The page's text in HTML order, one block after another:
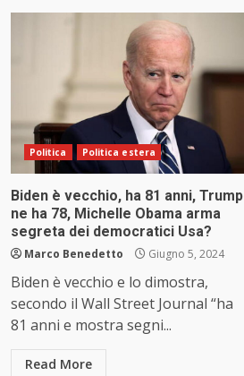
Politica Politica estera
Biden è vecchio, ha 81 anni, Trump
ne ha 78, Michelle Obama arma
segreta dei democratici Usa?
Marco Benedetto Giugno 5, 2024
Biden è vecchio e lo dimostra,
secondo il Wall Street Journal “ha
81 anni e mostra segni...
Read More